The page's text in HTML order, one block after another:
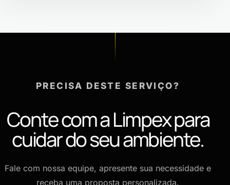
PRECISA DESTE SERVIÇO?
Conte com a Limpex para
cuidar do seu ambiente.
Fale com nossa equipe, apresente sua necessidade e
receba uma proposta personalizada.